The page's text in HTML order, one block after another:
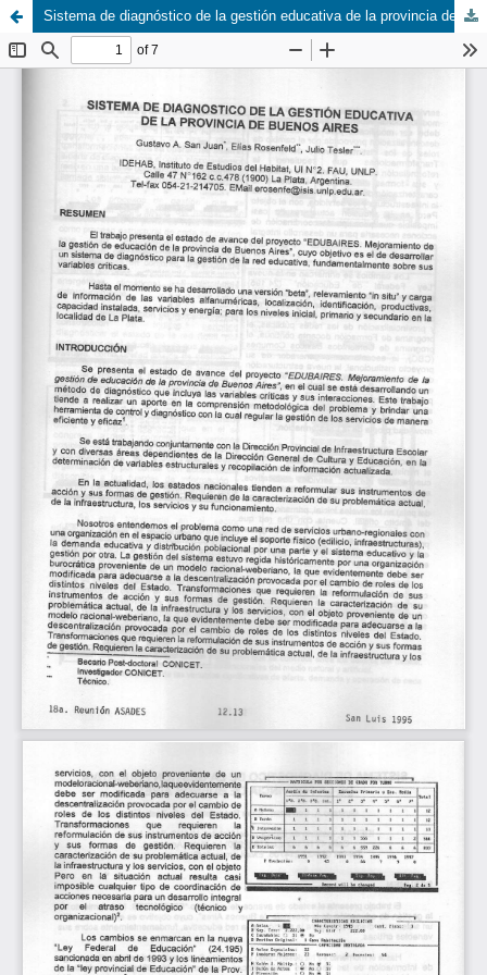
Sistema de diagnóstico de la gestión educativa de la provincia de Buenos Aires